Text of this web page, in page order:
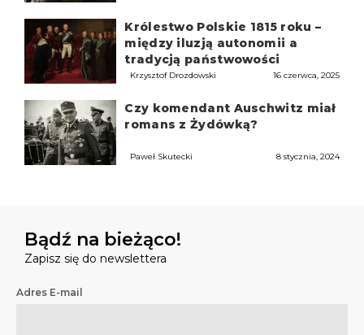
Królestwo Polskie 1815 roku –
między iluzją autonomii a
tradycją państwowości
Krzysztof Drozdowski 16 czerwca, 2025
Czy komendant Auschwitz miał
romans z Żydówką?
Paweł Skutecki 8 stycznia, 2024
Bądź na bieżąco!
Zapisz się do newslettera
Adres E-mail